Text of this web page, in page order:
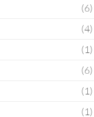
(6)
(4)
(1)
(6)
(1)
(1)